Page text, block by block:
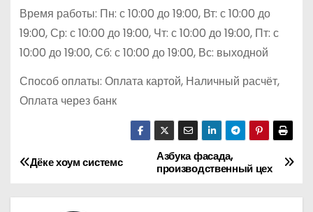
Время работы: Пн: с 10:00 до 19:00, Вт: с 10:00 до
19:00, Ср: с 10:00 до 19:00, Чт: с 10:00 до 19:00, Пт: с
10:00 до 19:00, Сб: с 10:00 до 19:00, Вс: выходной
Способ оплаты: Оплата картой, Наличный расчёт,
Оплата через банк
Н
а
Азбука фасада,
производственный цех
Дёке хоум системс